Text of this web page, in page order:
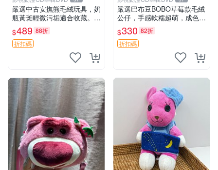
嚴選中古安撫熊毛絨玩具，奶
瓶黃斑輕微污垢適合收藏。默
認兩日發貨，全國快遞隨機派
送。 成色如圖可放心購買，
輕微瑕疵和臟污不影響使用。
安撫熊 中古玩偶 毛
$489 88折
折扣碼
嚴選巴布豆BOBO草莓款毛絨
公仔，手感軟糯超萌，成色優
良適合作為收藏品或包包配
飾。可視頻確認詳情。 巴布
豆 BOBO 草莓 毛絨公仔 收藏
$330 82折
折扣碼